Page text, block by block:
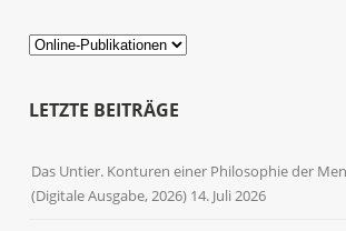
Kategorien
LETZTE BEITRÄGE
Das Untier. Konturen einer Philosophie der
(Digitale Ausgabe, 2026) 14. Juli 2026